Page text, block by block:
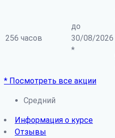
256 часов
до
30/08/2026
*
* Посмотреть все акции
Средний
Информация о курсе
Отзывы